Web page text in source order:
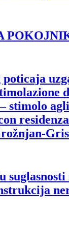
poticaja
stimolo
suglasnosti